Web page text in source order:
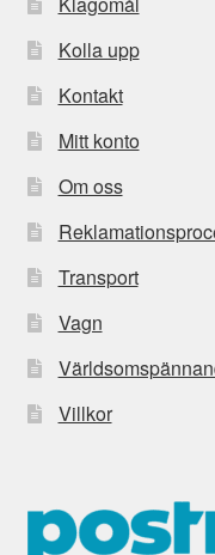
Kolla upp
Kontakt
Mitt konto
Om oss
Transport
Vagn
Villkor